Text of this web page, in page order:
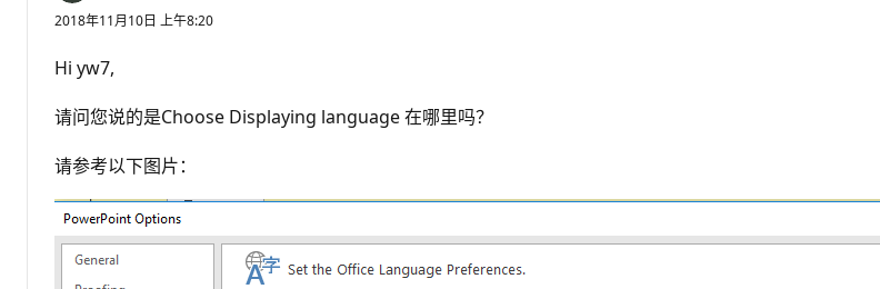
2018年11月10日 上午8:20
Hi yw7,
请问您说的是Choose Displaying language 在哪里吗？
请参考以下图片：